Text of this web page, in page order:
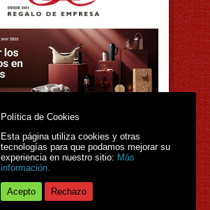
Política de Cookies
Esta página utiliza cookies y otras
tecnologías para que podamos mejorar su
experiencia en nuestro sitio: Más
información.
Acepto Rechazo